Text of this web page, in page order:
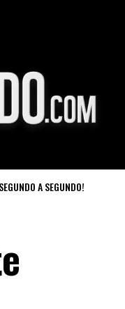
A SEGUNDO!